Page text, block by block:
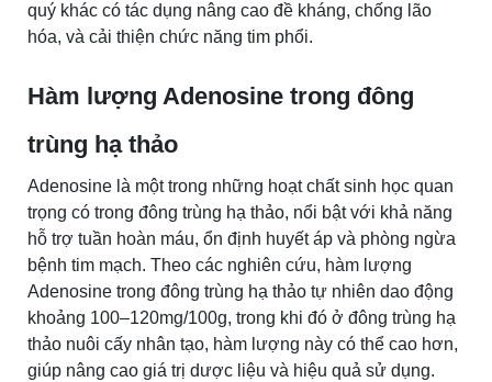
quý khác có tác dụng nâng cao đề kháng, chống lão
hóa, và cải thiện chức năng tim phổi.
Hàm lượng Adenosine trong đông
trùng hạ thảo
Adenosine là một trong những hoạt chất sinh học quan
trọng có trong đông trùng hạ thảo, nổi bật với khả năng
hỗ trợ tuần hoàn máu, ổn định huyết áp và phòng ngừa
bệnh tim mạch. Theo các nghiên cứu, hàm lượng
Adenosine trong đông trùng hạ thảo tự nhiên dao động
khoảng 100–120mg/100g, trong khi đó ở đông trùng hạ
thảo nuôi cấy nhân tạo, hàm lượng này có thể cao hơn,
giúp nâng cao giá trị dược liệu và hiệu quả sử dụng.